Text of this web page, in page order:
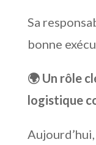
Sa
bonne
🌍 Un rôle
logistique